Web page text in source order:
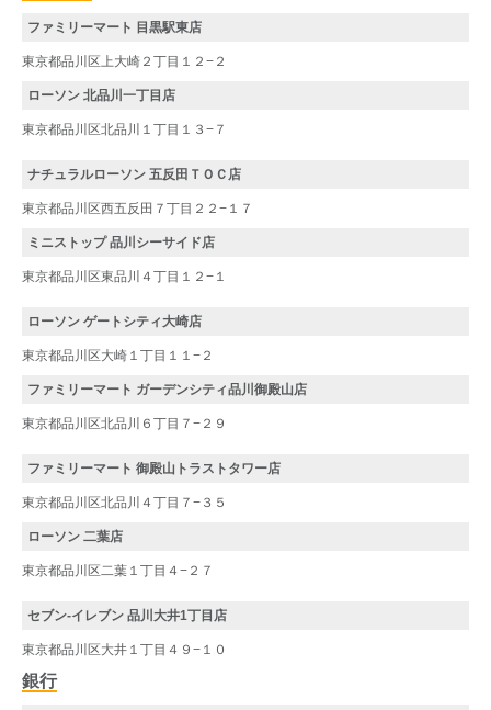
ファミリーマート 目黒駅東店
東京都品川区上大崎２丁目１２−２
ローソン 北品川一丁目店
東京都品川区北品川１丁目１３−７
ナチュラルローソン 五反田ＴＯＣ店
東京都品川区西五反田７丁目２２−１７
ミニストップ 品川シーサイド店
東京都品川区東品川４丁目１２−１
ローソン ゲートシティ大崎店
東京都品川区大崎１丁目１１−２
ファミリーマート ガーデンシティ品川御殿山店
東京都品川区北品川６丁目７−２９
ファミリーマート 御殿山トラストタワー店
東京都品川区北品川４丁目７−３５
ローソン 二葉店
東京都品川区二葉１丁目４−２７
セブン-イレブン 品川大井1丁目店
東京都品川区大井１丁目４９−１０
銀行